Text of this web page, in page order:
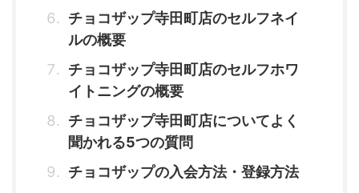
チョコザップ寺田町店のセルフネイ
ルの概要
チョコザップ寺田町店のセルフホワ
イトニングの概要
チョコザップ寺田町店についてよく
聞かれる5つの質問
チョコザップの入会方法・登録方法